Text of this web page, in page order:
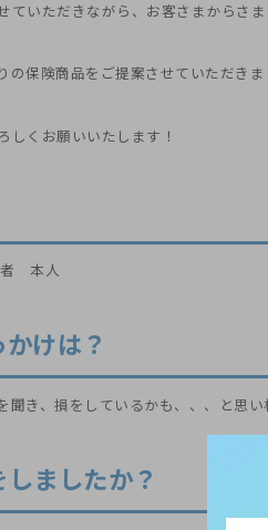
ていただきながら、お客さまからさ
の保険商品をご提案させていただきま
しくお願いいたします！
本人
けは？
聞き、損をしているかも、、、と思い
ましたか？